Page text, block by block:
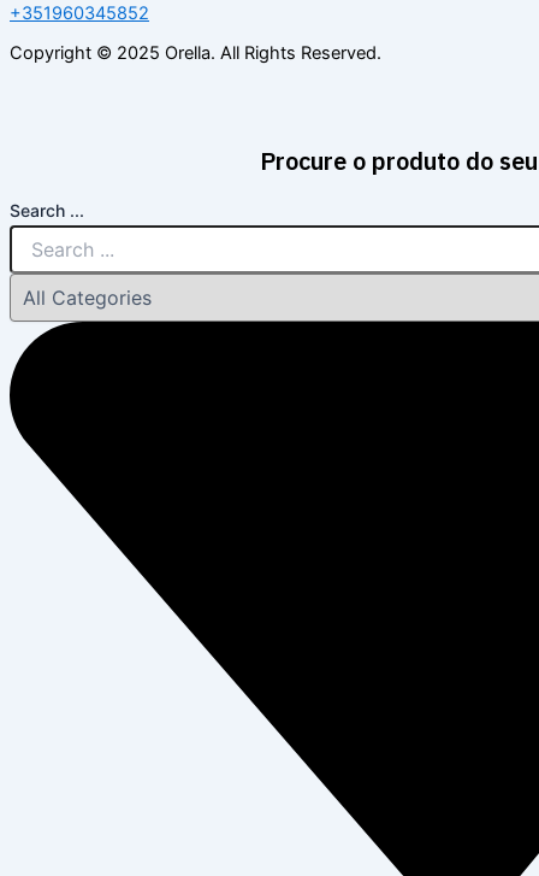
+351960345852
Copyright © 2025 Orella. All Rights Reserved.
Procure o produto do
Search ...